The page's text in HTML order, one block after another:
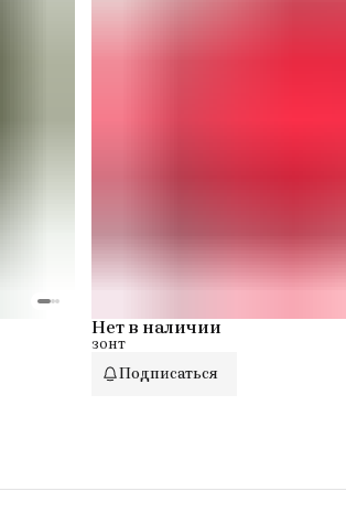
Нет в наличии
зонт
Подписаться